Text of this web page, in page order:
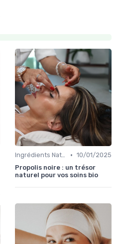
Ingrédients Naturels et Leurs Propriétés • 10/01/2025
Propolis noire : un trésor
naturel pour vos soins bio